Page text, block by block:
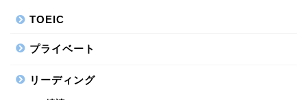
TOEIC
プライベート
リーディング